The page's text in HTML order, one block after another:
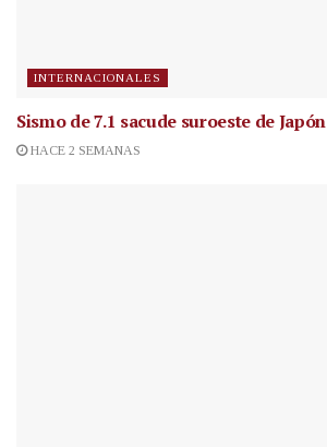
INTERNACIONALES
Sismo de 7.1 sacude suroeste de Japón
HACE 2 SEMANAS